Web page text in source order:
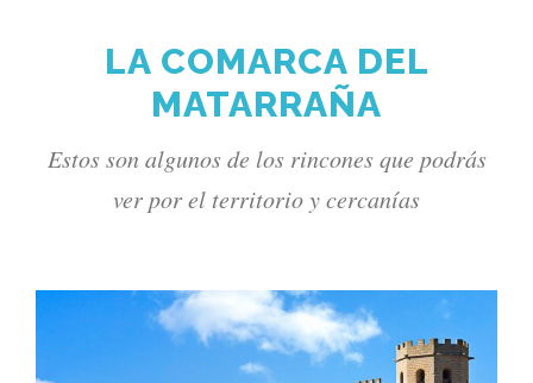
LA COMARCA DEL
MATARRAÑA
Estos son algunos de los rincones que podrás
ver por el territorio y cercanías